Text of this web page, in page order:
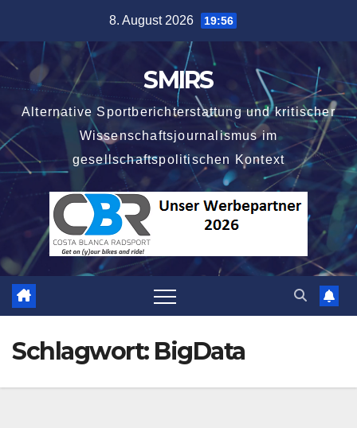
springen
8. August 2026 19:56
SMIRS
Alternative Sportberichterstattung und kritischer
Wissenschaftsjournalismus im
gesellschaftspolitischen Kontext
Schlagwort: BigData